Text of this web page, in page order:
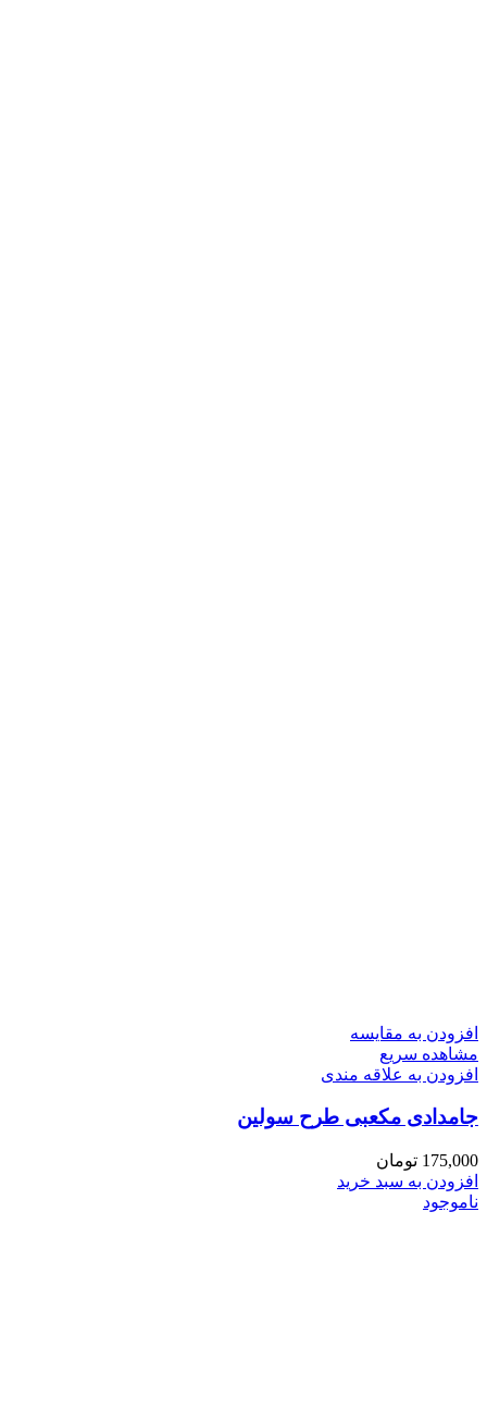
افزودن به مقایسه
مشاهده سریع
افزودن به علاقه مندی
جامدادی مکعبی طرح سولین
175,000 تومان
افزودن به سبد خرید
ناموجود